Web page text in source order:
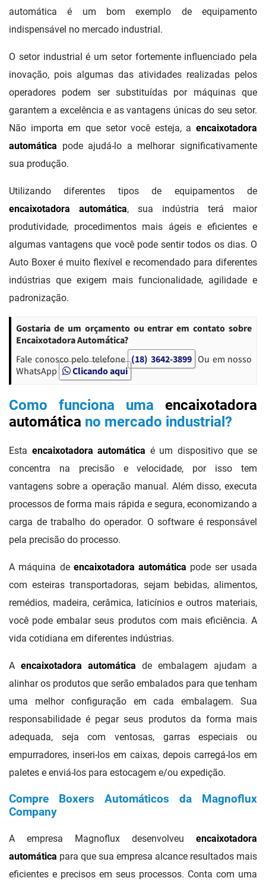
automática é um bom exemplo de equipamento
indispensável no mercado industrial.
O setor industrial é um setor fortemente influenciado pela
inovação, pois algumas das atividades realizadas pelos
operadores podem ser substituídas por máquinas que
garantem a excelência e as vantagens únicas do seu setor.
Não importa em que setor você esteja, a encaixotadora
automática pode ajudá-lo a melhorar significativamente
sua produção.
Utilizando diferentes tipos de equipamentos de
encaixotadora automática, sua indústria terá maior
produtividade, procedimentos mais ágeis e eficientes e
algumas vantagens que você pode sentir todos os dias. O
Auto Boxer é muito flexível e recomendado para diferentes
indústrias que exigem mais funcionalidade, agilidade e
padronização.
Gostaria de um orçamento ou entrar em contato sobre
Encaixotadora Automática?
Fale conosco pelo telefone (18) 3642-3899 Ou em nosso
WhatsApp
Clicando aqui
Como funciona uma encaixotadora
automática no mercado industrial?
Esta encaixotadora automática é um dispositivo que se
concentra na precisão e velocidade, por isso tem
vantagens sobre a operação manual. Além disso, executa
processos de forma mais rápida e segura, economizando a
carga de trabalho do operador. O software é responsável
pela precisão do processo.
A máquina de encaixotadora automática pode ser usada
com esteiras transportadoras, sejam bebidas, alimentos,
remédios, madeira, cerâmica, laticínios e outros materiais,
você pode embalar seus produtos com mais eficiência. A
vida cotidiana em diferentes indústrias.
A encaixotadora automática de embalagem ajudam a
alinhar os produtos que serão embalados para que tenham
uma melhor configuração em cada embalagem. Sua
responsabilidade é pegar seus produtos da forma mais
adequada, seja com ventosas, garras especiais ou
empurradores, inseri-los em caixas, depois carregá-los em
paletes e enviá-los para estocagem e/ou expedição.
Compre Boxers Automáticos da Magnoflux
Company
A empresa Magnoflux desenvolveu encaixotadora
automática para que sua empresa alcance resultados mais
eficientes e precisos em seus processos. Conta com uma